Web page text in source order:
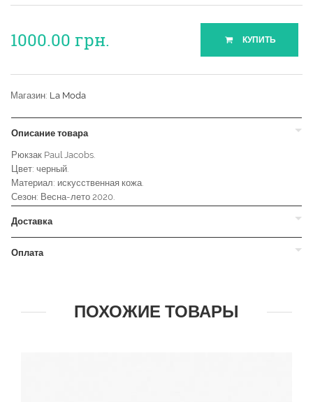
1000.00 грн. КУПИТЬ
Магазин: La Moda
Описание товара
Рюкзак Paul Jacobs.
Цвет: черный.
Материал: искусственная кожа.
Сезон: Весна-лето 2020.
Доставка
Оплата
ПОХОЖИЕ ТОВАРЫ